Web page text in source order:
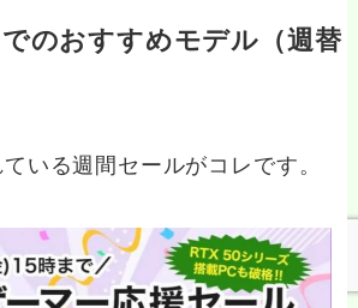
のおすすめモデル（週替
いる週間セールがコレです。